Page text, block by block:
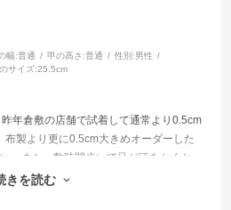
幅:普通 甲の高さ:普通 性別:男性
サイズ:25.5cm
年倉敷の店舗で試着して通常より0.5cm
布製より更に0.5cm大きめオーダーした
、また、数時間歩いて足が汗をかくと
いがスムーズには脱げない。それを考
きを読む